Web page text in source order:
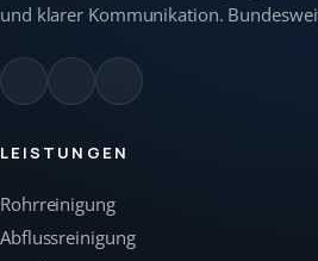
und klarer Kommunikation.
LEISTUNGEN
Rohrreinigung
Abflussreinigung